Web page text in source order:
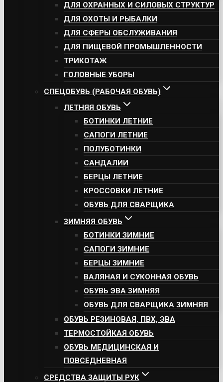
ДЛЯ ОХРАННЫХ И СИЛОВЫХ СТРУКТУР
ДЛЯ ОХОТЫ И РЫБАЛКИ
ДЛЯ СФЕРЫ ОБСЛУЖИВАНИЯ
ДЛЯ ПИЩЕВОЙ ПРОМЫШЛЕННОСТИ
ТРИКОТАЖ
ГОЛОВНЫЕ УБОРЫ
СПЕЦОБУВЬ (РАБОЧАЯ ОБУВЬ)
ЛЕТНЯЯ ОБУВЬ
БОТИНКИ ЛЕТНИЕ
САПОГИ ЛЕТНИЕ
ПОЛУБОТИНКИ
САНДАЛИИ
БЕРЦЫ ЛЕТНИЕ
КРОССОВКИ ЛЕТНИЕ
ОБУВЬ ДЛЯ СВАРЩИКА
ЗИМНЯЯ ОБУВЬ
БОТИНКИ ЗИМНИЕ
САПОГИ ЗИМНИЕ
БЕРЦЫ ЗИМНИЕ
ВАЛЯНАЯ И СУКОННАЯ ОБУВЬ
ОБУВЬ ЭВА ЗИМНЯЯ
ОБУВЬ ДЛЯ СВАРЩИКА ЗИМНЯЯ
ОБУВЬ РЕЗИНОВАЯ, ПВХ, ЭВА
ТЕРМОСТОЙКАЯ ОБУВЬ
ОБУВЬ МЕДИЦИНСКАЯ И
ПОВСЕДНЕВНАЯ
СРЕДСТВА ЗАЩИТЫ РУК